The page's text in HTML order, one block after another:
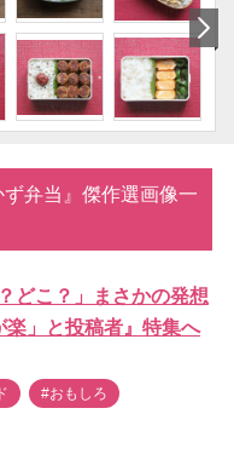
弁当』傑作選画像一
どこ？」まさかの発想
」と投稿者』特集へ
#おもしろ